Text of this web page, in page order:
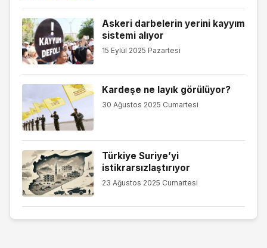
Askeri darbelerin yerini kayyım
sistemi alıyor
15 Eylül 2025 Pazartesi
Kardeşe ne layık görülüyor?
30 Ağustos 2025 Cumartesi
Türkiye Suriye’yi
istikrarsızlaştırıyor
23 Ağustos 2025 Cumartesi